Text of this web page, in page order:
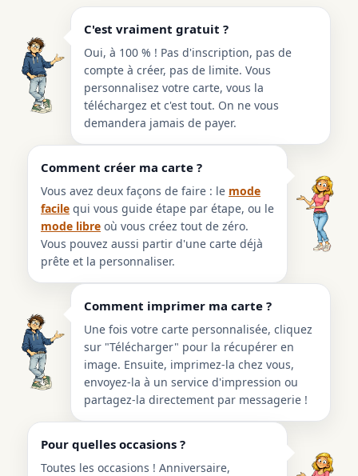
C'est vraiment gratuit ?
Oui, à 100 % ! Pas d'inscription, pas de
compte à créer, pas de limite. Vous
personnalisez votre carte, vous la
téléchargez et c'est tout. On ne vous
demandera jamais de payer.
Comment créer ma carte ?
Vous avez deux façons de faire : le mode
facile qui vous guide étape par étape, ou le
mode libre où vous créez tout de zéro.
Vous pouvez aussi partir d'une carte déjà
prête et la personnaliser.
Comment imprimer ma carte ?
Une fois votre carte personnalisée, cliquez
sur "Télécharger" pour la récupérer en
image. Ensuite, imprimez-la chez vous,
envoyez-la à un service d'impression ou
partagez-la directement par messagerie !
Pour quelles occasions ?
Toutes les occasions ! Anniversaire,